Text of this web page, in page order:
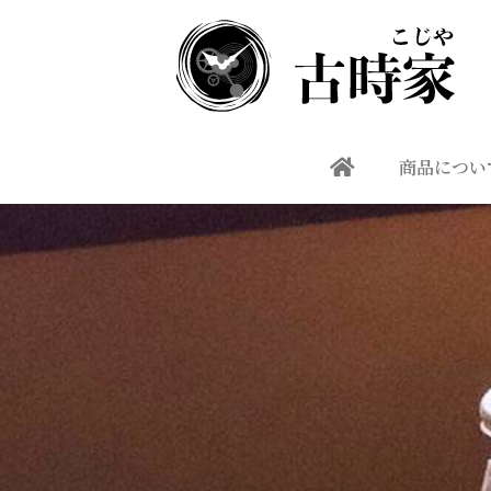
商品につい